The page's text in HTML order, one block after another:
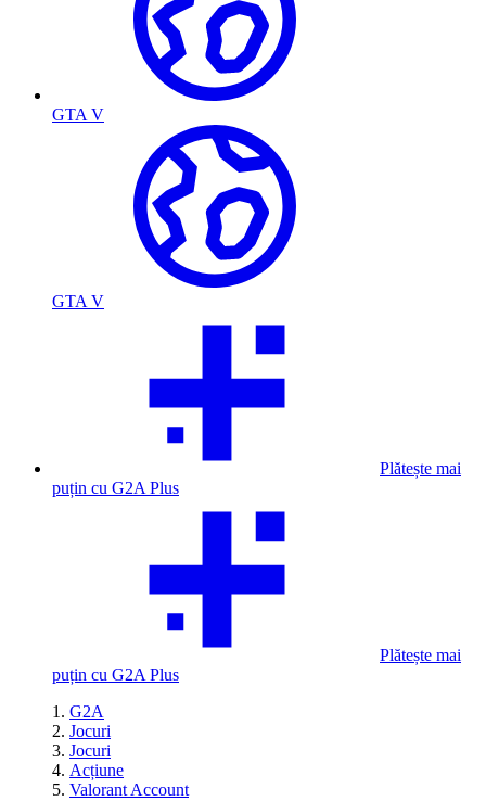
GTA V
GTA V
Plătește mai
puțin cu G2A Plus
Plătește mai
puțin cu G2A Plus
G2A
Jocuri
Jocuri
Acțiune
Valorant Account